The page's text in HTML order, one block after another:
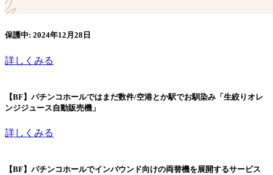
保護中: 2024年12月28日
詳しくみる
【BF】パチンコホールではまだ数件/空港とか駅でお馴染み「生絞りオレ
ンジジュース自動販売機」
詳しくみる
【BF】パチンコホールでインバウンド向けの両替機を展開するサービス